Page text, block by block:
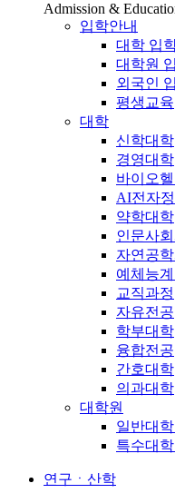
Admission &
입학안내
대학 입
대학원
외국인
평생교육
대학
신학대학
경영대학
바이오
AI전자
약학대학
인문사
자연공
예체능
교직과정
자유전공
학부대학
융합전공
간호대학
의과대학
대학원
일반대학
특수대학
연구ㆍ산학